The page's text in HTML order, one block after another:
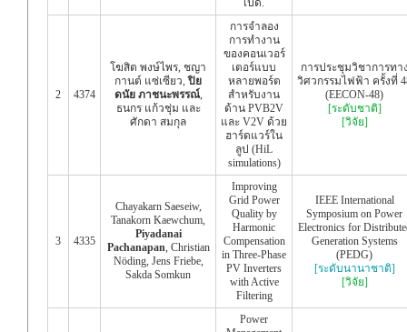
2 4374
โฆสิต พงษ์ไพร, ชญา
กานต์ แซ่เซียว,ปิย
ดนัย ภาชนะพรรณ์,
ธนกร แก้วชุ่ม และ
ศักดา สมกุล
การจำลอง
การทำงาน
ของคอนเวอร์
เตอร์แบบ
หลายพอร์ต
สำหรับงาน
ด้าน PVB2V
และ V2V ด้วย
ฮาร์ดแวร์ใน
ลูป (HiL
simulations)
การประชุมวิชาการทา
วิศวกรรมไฟฟ้า ครั้งที่
(EECON-48)
[ระดับชาติ]
[วิจัย]
3 4335
Chayakarn Saeseiw,
Tanakorn Kaewchum,
Piyadanai
Pachanapan , Christian
Nöding, Jens Friebe,
Sakda Somkun
Improving
Grid Power
Quality by
Harmonic
Compensation
in Three-Phase
PV Inverters
with Active
Filtering
IEEE International
Symposium on Power
Electronics for
Generation Systems
(PEDG)
[ระดับนานาชาติ]
[วิจัย]
Power